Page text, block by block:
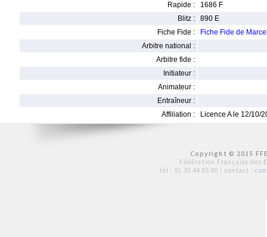
Rapide :
1686 F
Blitz :
890 E
Fiche Fide :
Fiche Fide de
Arbitre national :
Arbitre fide :
Initiateur :
Animateur :
Entraîneur :
Affiliation :
Licence A le 12/10/
Copyright © 2015
Fédération Française des
tél : 01 39 44 65 80 | contact :